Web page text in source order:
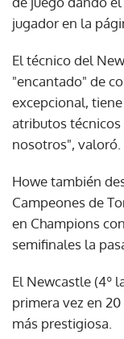
jugador en la
El técnico del
"encantado" de
excepcional,
atributos técnicos
nosotros", valoró.
Howe también
Campeones de
en Champions
semifinales la
El Newcastle (4º
primera vez en
más prestigiosa.